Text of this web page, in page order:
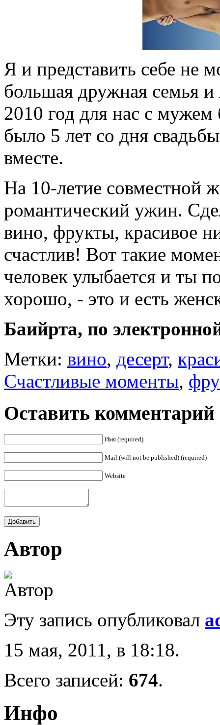
Я и представить себе не
большая дружная семья
2010 год для нас с
было 5 лет со дня
вместе.
На 10-летие совместной
романтический ужин.
вино, фрукты, красивое
счастлив! Вот такие
человек улыбается и ты
хорошо, - это и есть
Баийрта, по
Метки: вино, десерт,
Счастливые моменты,
Оставить комментарий
Имя (required)
Mail (will not be published) (required)
Website
Автор
Эту запись опубликовал
15 мая, 2011, в 18:18.
Всего записей: 674.
Инфо